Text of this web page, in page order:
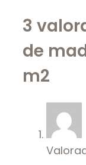
3
de
m2